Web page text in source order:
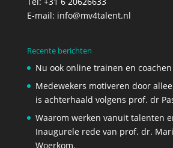
E-mail: info@mv4talent.nl
Recente berichten
Nu ook online trainen en
Medewekers motiveren door
is achterhaald volgens prof. dr
Waarom werken vanuit talenten
Inaugurele rede van prof. dr.
Woerkom.